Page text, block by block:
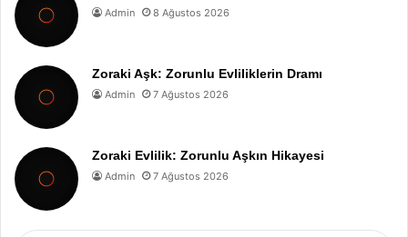
Admin 8 Ağustos 2026
Zoraki Aşk: Zorunlu Evliliklerin Dramı
Admin 7 Ağustos 2026
Zoraki Evlilik: Zorunlu Aşkın Hikayesi
Admin 7 Ağustos 2026